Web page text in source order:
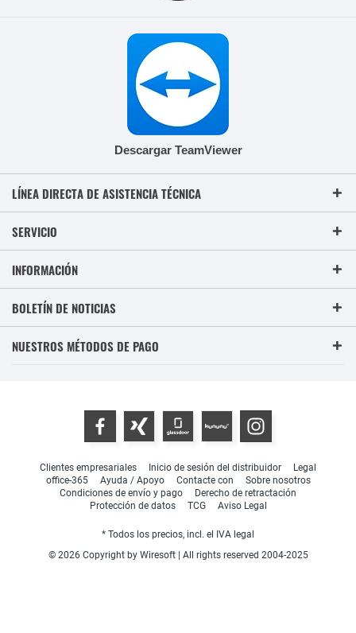
Descargar TeamViewer
LÍNEA DIRECTA DE ASISTENCIA TÉCNICA
SERVICIO
INFORMACIÓN
BOLETÍN DE NOTICIAS
NUESTROS MÉTODOS DE PAGO
Clientes empresariales Inicio de sesión del distribuidor
Legal
office-365
Ayuda / Apoyo Contacte con
Sobre nosotros
Condiciones de envío y pago
Derecho de retractación
Protección de datos
TCG Aviso Legal
* Todos los precios, incl. el IVA legal
© 2026 Copyright by Wiresoft | All rights reserved 2004-2025